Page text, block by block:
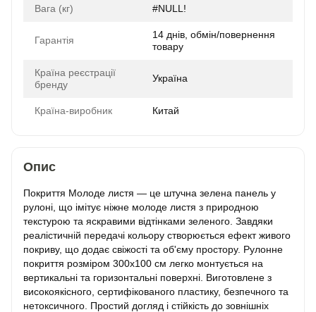
Вага (кг) #NULL!
Гарантія
14 днів, обмін/повернення
товару
Країна реєстрації
бренду
Україна
Країна-виробник Китай
Опис
Покриття Молоде листя — це штучна зелена панель у
рулоні, що імітує ніжне молоде листя з природною
текстурою та яскравими відтінками зеленого. Завдяки
реалістичній передачі кольору створюється ефект живого
покриву, що додає свіжості та об'єму простору. Рулонне
покриття розміром 300х100 см легко монтується на
вертикальні та горизонтальні поверхні. Виготовлене з
високоякісного, сертифікованого пластику, безпечного та
нетоксичного. Простий догляд і стійкість до зовнішніх